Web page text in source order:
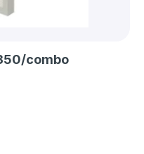
combo